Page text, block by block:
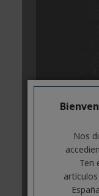
Nos
Ten